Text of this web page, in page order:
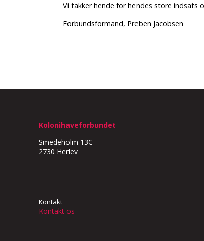
Vi takker hende for hendes store indsats
Forbundsformand, Preben Jacobsen
Kolonihaveforbundet
Smedeholm 13C
2730 Herlev
Kontakt
Kontakt os